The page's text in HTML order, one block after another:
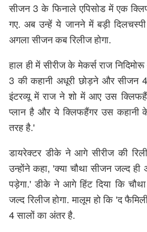
सीजन 3 के फिनाले एपिसोड में एक
गए. अब उन्हें ये जानने में बड़ी
अगला सीजन कब रिलीज होगा.
हाल ही में सीरीज के मेकर्स राज
3 की कहानी अधूरी छोड़ने और सीजन
इंटरव्यू में राज ने शो में आए उस
प्लान है और ये क्लिफहैंगर उस कहानी
तरह है.'
डायरेक्टर डीके ने आगे सीरीज की
उन्होंने कहा, 'क्या चौथा सीजन जल्द
पड़ेगा.' डीके ने आगे हिंट दिया कि
जल्द रिलीज होगा. मालूम हो कि 'द
4 सालों का अंतर है.